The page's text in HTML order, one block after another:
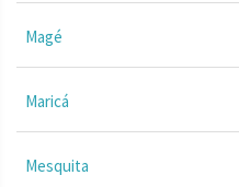
Magé
Maricá
Mesquita